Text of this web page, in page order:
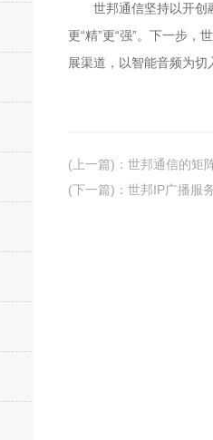
世邦通信坚持以开创融
更“精”更“强”。下一步
展渠道，以智能音频为
(上一篇) ： 世邦通信的矩
(下一篇) ： 世邦IP广播服